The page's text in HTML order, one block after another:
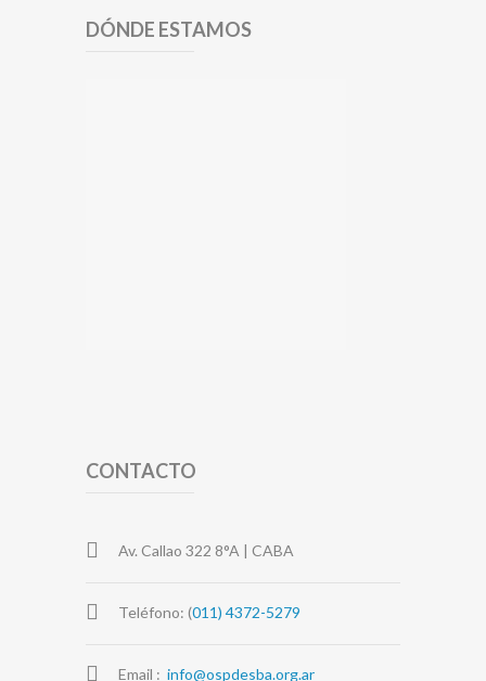
DÓNDE ESTAMOS
CONTACTO
Av. Callao 322 8°A | CABA
Teléfono: (011) 4372-5279
Email : info@ospdesba.org.ar